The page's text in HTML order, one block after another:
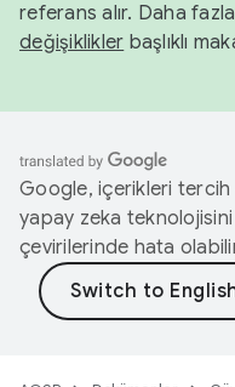
referans alır. Daha
değişiklikler başlıklı
Google, içerikleri
yapay zeka teknolojisini
çevirilerinde hata